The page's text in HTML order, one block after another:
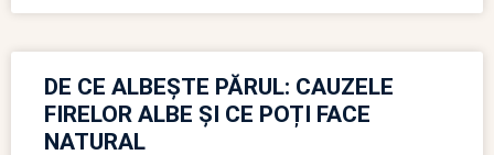
DE CE ALBEȘTE PĂRUL: CAUZELE
FIRELOR ALBE ȘI CE POȚI FACE
NATURAL